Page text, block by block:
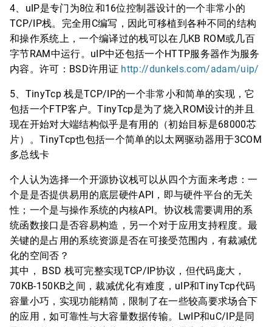
4、uIP是专门为8位和16位控制器设计的一个非常小的
TCP/IP栈。完全用C编写，因此可移植到各种不同的结构
和操作系统上，一个编译过的栈可以在几KB ROM或几百
字节RAM中运行。uIP中还包括一个HTTP服务器作为服务
内容。许可：BSD许用证 http://dunkels.com/adam/uip/
5、TinyTcp 栈是TCP/IP的一个非常小和简单的实现，它
包括一个FTP客户。TinyTcp是为了烧入ROM设计的并且
现在开始对大端结构似乎是有用的（初始目标是68000芯
片）。TinyTcp也包括一个简单的以太网驱动器用于3COM
多总线卡
个人认为选择一个开源协议栈可以从四个方面来考虑：一
个是是否提供易用的底层硬件API，即与硬件平台的无关
性；一个是与操作系统的内核API。协议栈需要调用的系
统函数接口是否容易构造，另一个对于应用支持程度。最
关键的是占用的系统资源是否在可接受范围内，有裁减优
化的空间否？
其中， BSD 栈可完整实现TCP/IP协议，但代码庞大，
70KB-150KB之间，裁减优化有难度，uIP和TinyTcp代码
容量小巧，实现功能精简，限制了在一些较高要求场合下
的应用，如可靠性与大容量数据传输。LwIP和uC/IP是同